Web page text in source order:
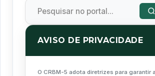
AVISO DE PRIVACIDADE
O CRBM-5 adota diretrizes para garantir a